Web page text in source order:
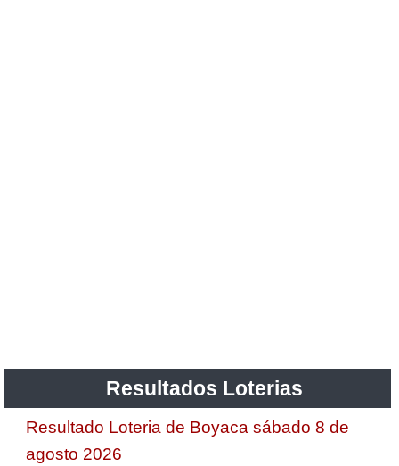
Resultados Loterias
Resultado Loteria de Boyaca sábado 8 de
agosto 2026